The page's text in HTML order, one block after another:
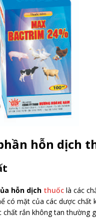
hỗn dịch
hỗn dịch thuốc là các
có mặt của các dược chất
chất rắn không tan thường